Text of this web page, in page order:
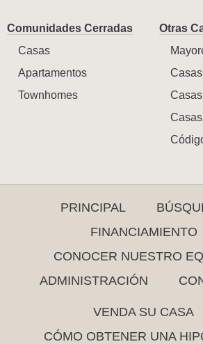
Comunidades Cerradas
Casas
Apartamentos
Townhomes
Otras
PRINCIPAL
FINANCIAMIENTO
CONOCER NUESTRO
ADMINISTRACIÓN
VENDA SU CASA
CÓMO OBTENER UNA